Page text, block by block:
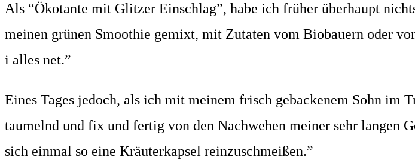
Als “Ökotante mit Glitzer Einschlag”, habe ich früher überhaupt
meinen grünen Smoothie gemixt, mit Zutaten vom Biobauern oder
i alles net.”
Eines Tages jedoch, als ich mit meinem frisch gebackenem Sohn
taumelnd und fix und fertig von den Nachwehen meiner sehr langen
sich einmal so eine Kräuterkapsel reinzuschmeißen.”